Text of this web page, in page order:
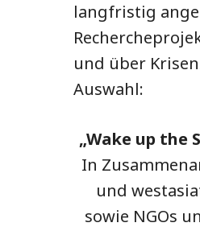
langfristig
und über
Auswahl:
„Wake up the
In
und
sowie NGOs